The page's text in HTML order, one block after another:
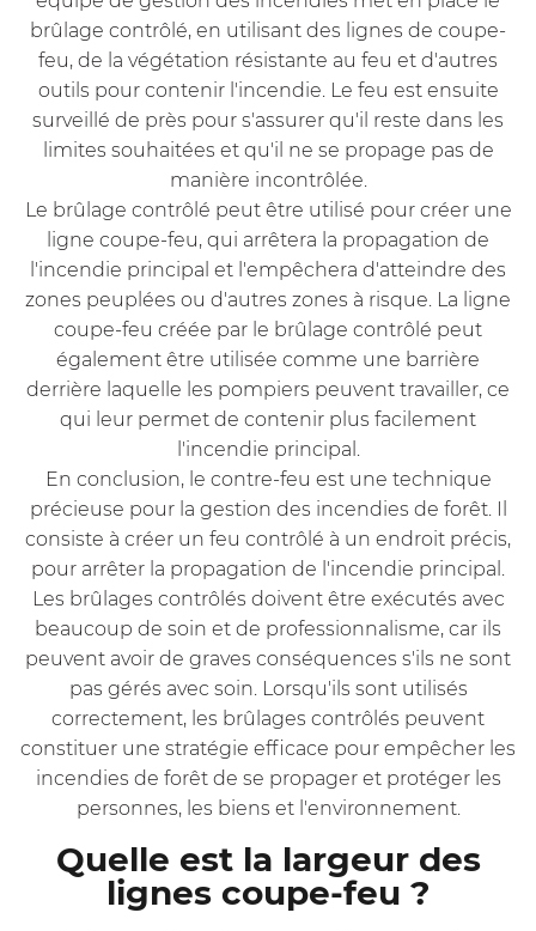
brûlage contrôlé, en utilisant des lignes de coupe-
feu, de la végétation résistante au feu et d'autres
outils pour contenir l'incendie. Le feu est ensuite
surveillé de près pour s'assurer qu'il reste dans les
limites souhaitées et qu'il ne se propage pas de
manière incontrôlée.
Le brûlage contrôlé peut être utilisé pour créer une
ligne coupe-feu, qui arrêtera la propagation de
l'incendie principal et l'empêchera d'atteindre des
zones peuplées ou d'autres zones à risque. La ligne
coupe-feu créée par le brûlage contrôlé peut
également être utilisée comme une barrière
derrière laquelle les pompiers peuvent travailler, ce
qui leur permet de contenir plus facilement
l'incendie principal.
En conclusion, le contre-feu est une technique
précieuse pour la gestion des incendies de forêt. Il
consiste à créer un feu contrôlé à un endroit précis,
pour arrêter la propagation de l'incendie principal.
Les brûlages contrôlés doivent être exécutés avec
beaucoup de soin et de professionnalisme, car ils
peuvent avoir de graves conséquences s'ils ne sont
pas gérés avec soin. Lorsqu'ils sont utilisés
correctement, les brûlages contrôlés peuvent
constituer une stratégie efficace pour empêcher les
incendies de forêt de se propager et protéger les
personnes, les biens et l'environnement.
Quelle est la largeur des
lignes coupe-feu ?